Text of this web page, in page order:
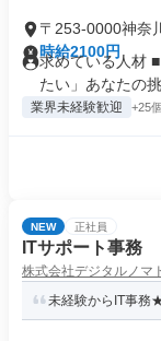
〒253-0000神奈
時給2100円
求めている人材
たい」あなたの
業界未経験歓迎 +25個
NEW 正社員
ITサポート事務
株式会社デジタルノマ
未経験からIT事務